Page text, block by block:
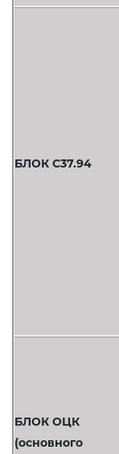
БЛОК C37.94
БЛОК ОЦК
(основного